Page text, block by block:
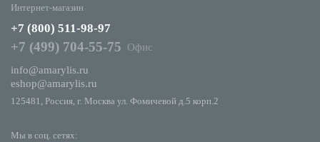
Мы в соц. сетях:
Интернет-магазин
+7 (800) 511-98-97
+7 (499) 704-55-75
Офис
info@amarylis.ru
eshop@amarylis.ru
125481, Россия, г. Москва ул. Фомичевой д.5 корп.2